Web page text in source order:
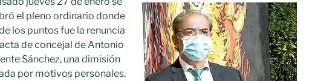
el pleno ordinario donde
los puntos fue la renuncia
de concejal de Antonio
Sánchez, una dimisión
por motivos personales.